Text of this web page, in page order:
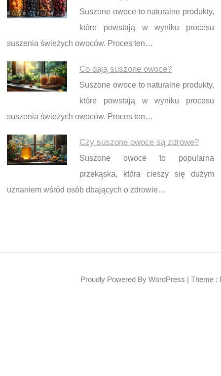
Suszone owoce to naturalne produkty,
które powstają w wyniku procesu
suszenia świeżych owoców. Proces ten…
Co dają suszone owoce?
Suszone owoce to naturalne produkty,
które powstają w wyniku procesu
suszenia świeżych owoców. Proces ten…
Czy suszone owoce są zdrowe?
Suszone owoce to popularna
przekąska, która cieszy się dużym
uznaniem wśród osób dbających o zdrowie…
Proudly Powered By WordPress | Theme :